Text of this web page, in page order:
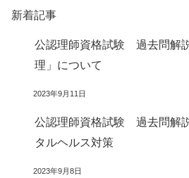
新着記事
公認理師資格試験 過去問
理」について
2023年9月11日
公認理師資格試験 過去問
タルヘルス対策
2023年9月8日